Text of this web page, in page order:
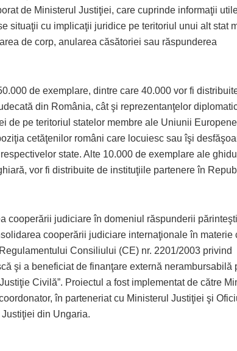
de Ministerul Justiţiei, care cuprinde informaţii
situaţii cu implicaţii juridice pe teritoriul unui alt stat
de corp, anularea căsătoriei sau răspunderea
de exemplare, dintre care 40.000 vor fi
din România, cât şi reprezentanţelor
de pe teritoriul statelor membre ale Uniunii
cetăţenilor români care locuiesc sau îşi
state. Alte 10.000 de exemplare ale
vor fi distribuite de instituţiile partenere în
cooperării judiciare în domeniul răspunderii
cooperării judiciare internaţionale în materie
Consiliului (CE) nr. 2201/2003 privind
şi a beneficiat de finanţare externă nerambursabilă
Civilă”. Proiectul a fost implementat de către
în parteneriat cu Ministerul Justiţiei şi
din Ungaria.